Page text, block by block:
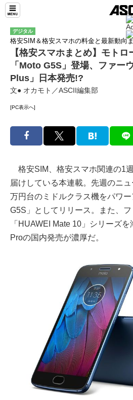
デジタル
格安SIM＆格安スマホの料金と最新動向
【格安スマホまとめ】モト
「Moto G5S」登場、ファー
Plus」日本発売!?
文● オカモト／ASCII編集部
[PC表示へ]
格安SIM、格安スマホ関連の1
届けしている本連載。先週のニ
万円台のミドルクラス機をパワ
G5S」としてリリース。また、
「HUAWEI Mate 10」シリーズ
Proの国内発売が濃厚だ。